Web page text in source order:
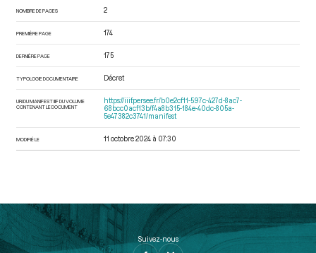
NOMBRE DE PAGES 2
PREMIÈRE PAGE 174
DERNIÈRE PAGE 175
TYPOLOGIE DOCUMENTAIRE Décret
URI DU MANIFEST IIIF DU VOLUME
CONTENANT LE DOCUMENT
https://iiif.persee.fr/b0e2cf11-597c-427d-8ac7-
68bcc0acf13b/f4a8b315-184e-40dc-805a-
5e47382c3741/manifest
MODIFIÉ LE 11 octobre 2024 à 07:30
Suivez-nous